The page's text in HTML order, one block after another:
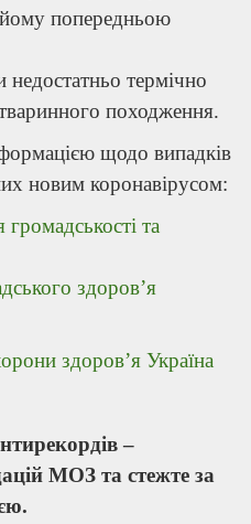
йому попередньою
термічно
походження.
щодо випадків
новим коронавірусом:
та
здоров’я
здоров’я Україна
–
МОЗ та стежте за